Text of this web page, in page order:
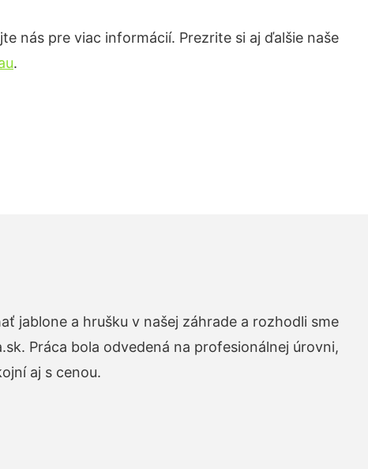
nás pre viac informácií. Prezrite si aj ďalšie naše
.
jablone a hrušku v našej záhrade a rozhodli sme
Práca bola odvedená na profesionálnej úrovni,
aj s cenou.